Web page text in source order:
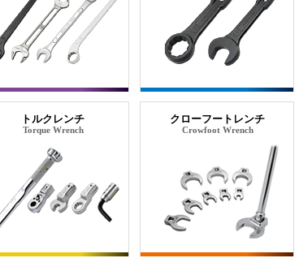
トルクレンチ
Torque Wrench
クローフートレンチ
Crowfoot Wrench